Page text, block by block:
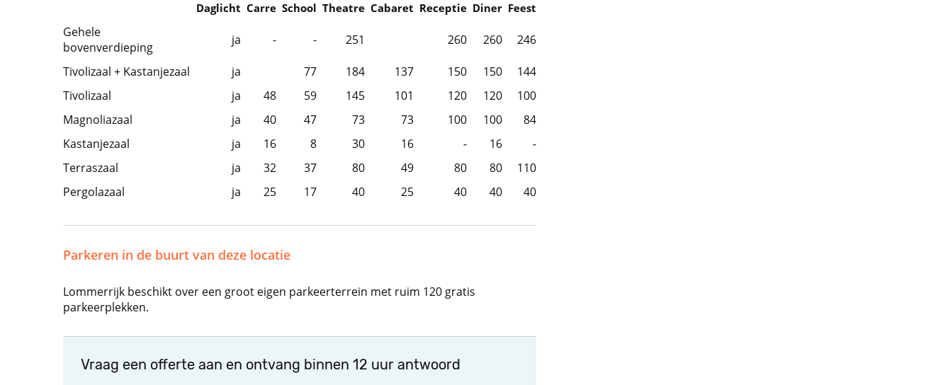
Daglicht Carre School Theatre Cabaret Receptie Diner Feest
Gehele
bovenverdieping
ja - - 251 260 260 246
Tivolizaal + Kastanjezaal ja 77 184 137 150 150
144
Tivolizaal
ja 48 59 145 101 120 120
100
Magnoliazaal
ja 40 47 73 73 100 100
84
Kastanjezaal
ja 16 8 30 16 - 16
-
Terraszaal
ja 32 37 80 49 80 80
110
Pergolazaal
ja 25 17 40 25 40 40 40
Parkeren in de buurt van deze locatie
Lommerrijk beschikt over een groot eigen parkeerterrein met ruim 120 gratis
parkeerplekken.
Vraag een offerte aan en ontvang binnen 12 uur antwoord